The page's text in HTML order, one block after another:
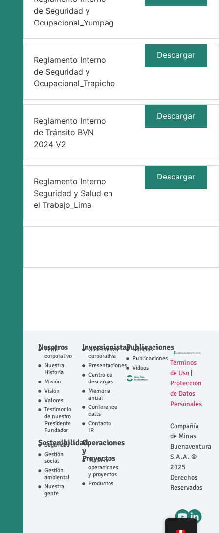
de Seguridad y
Ocupacional_Yumpag
Reglamento Interno
de Seguridad y
Ocupacional_Trapiche
Descargar
Reglamento Interno
de Tránsito BVN
2024 V2
Descargar
Reglamento Interno
Seguridad y Salud en
el Trabajo_Lima
Descargar
Nosotros
Perfil
corporativo
Nuestra
Historia
Misión
Visión
Valores
Testimonio
de nuestro
Presidente
Fundador
Sostenibilidad
Seguridad
Gestión
social
Gestión
ambiental
Nuestra
gente
Inversionistas
Gobernanza
corporativa
Presentaciones
Centro de
descargas
Memoria
anual
Conference
calls
Contacto
IR
Operaciones
y
Proyectos
Mapa de
operaciones
y proyectos
Productos
Publicaciones
Noticias
Publicaciones
Videos
Términos
de Uso
Protección
de Datos
Personales
Compañía
de Minas
Buenaventura
S.A.A. ©
2025
Derechos
Reservados